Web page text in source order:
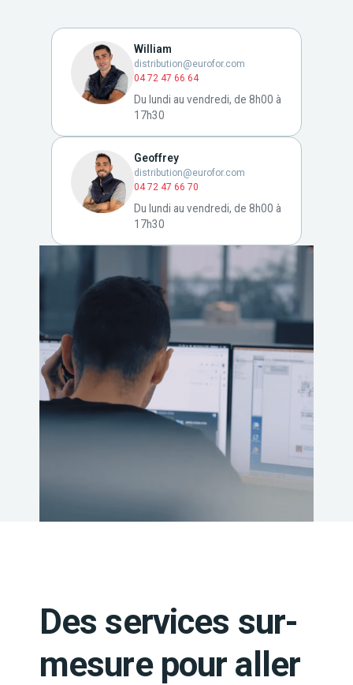
William
distribution@eurofor.com
04 72 47 66 64
Du lundi au vendredi, de 8h00 à
17h30
Geoffrey
distribution@eurofor.com
04 72 47 66 70
Du lundi au vendredi, de 8h00 à
17h30
Des services sur-
mesure pour aller